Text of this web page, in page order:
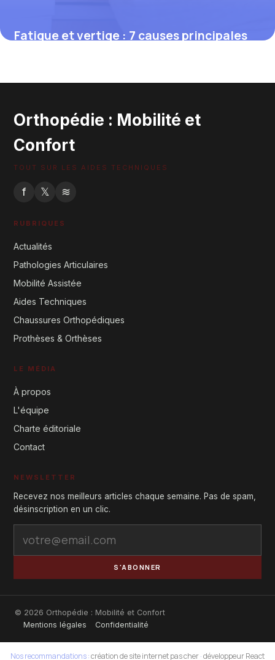
Fatigue et vertige : 7 causes principales
Orthopédie : Mobilité et
Confort
TOUT SUR LES AIDES TECHNIQUES
f 𝕏 ≋
RUBRIQUES
Actualités
Pathologies Articulaires
Mobilité Assistée
Aides Techniques
Chaussures Orthopédiques
Prothèses & Orthèses
LE MÉDIA
À propos
L'équipe
Charte éditoriale
Contact
NEWSLETTER
Recevez nos meilleurs articles chaque semaine. Pas de spam,
désinscription en un clic.
S'ABONNER
© 2026 Orthopédie : Mobilité et Confort
Mentions légales
Confidentialité
Nos recommandations :création de site internet pas cher·développeur React